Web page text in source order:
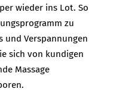
wieder ins Lot. So
zu
und Verspannungen
sich von kundigen
Massage